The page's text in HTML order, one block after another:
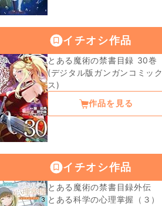
イチオシ作品
とある魔術の禁書目録 30巻
(デジタル版ガンガンコミック
ス)
作品を見る
イチオシ作品
とある魔術の禁書目録外伝
とある科学の心理掌握（３）